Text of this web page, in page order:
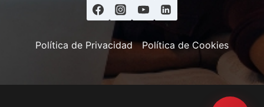
Política de Privacidad Política de Cookies